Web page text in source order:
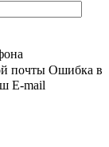
почты Ошибка в
E-mail